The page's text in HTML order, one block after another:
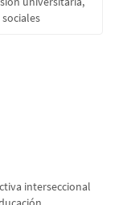
interseccional